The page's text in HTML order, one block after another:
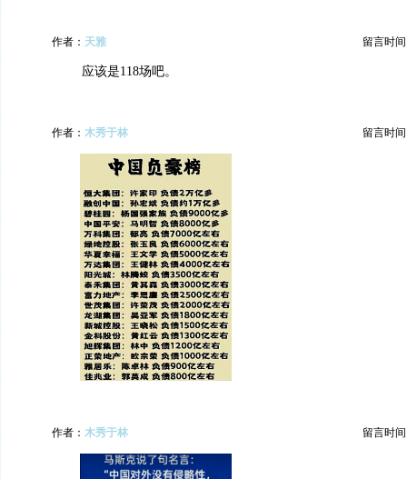
作者： 天雅 留言时间
应该是118场吧。
作者： 木秀于林 留言时间
作者： 木秀于林 留言时间